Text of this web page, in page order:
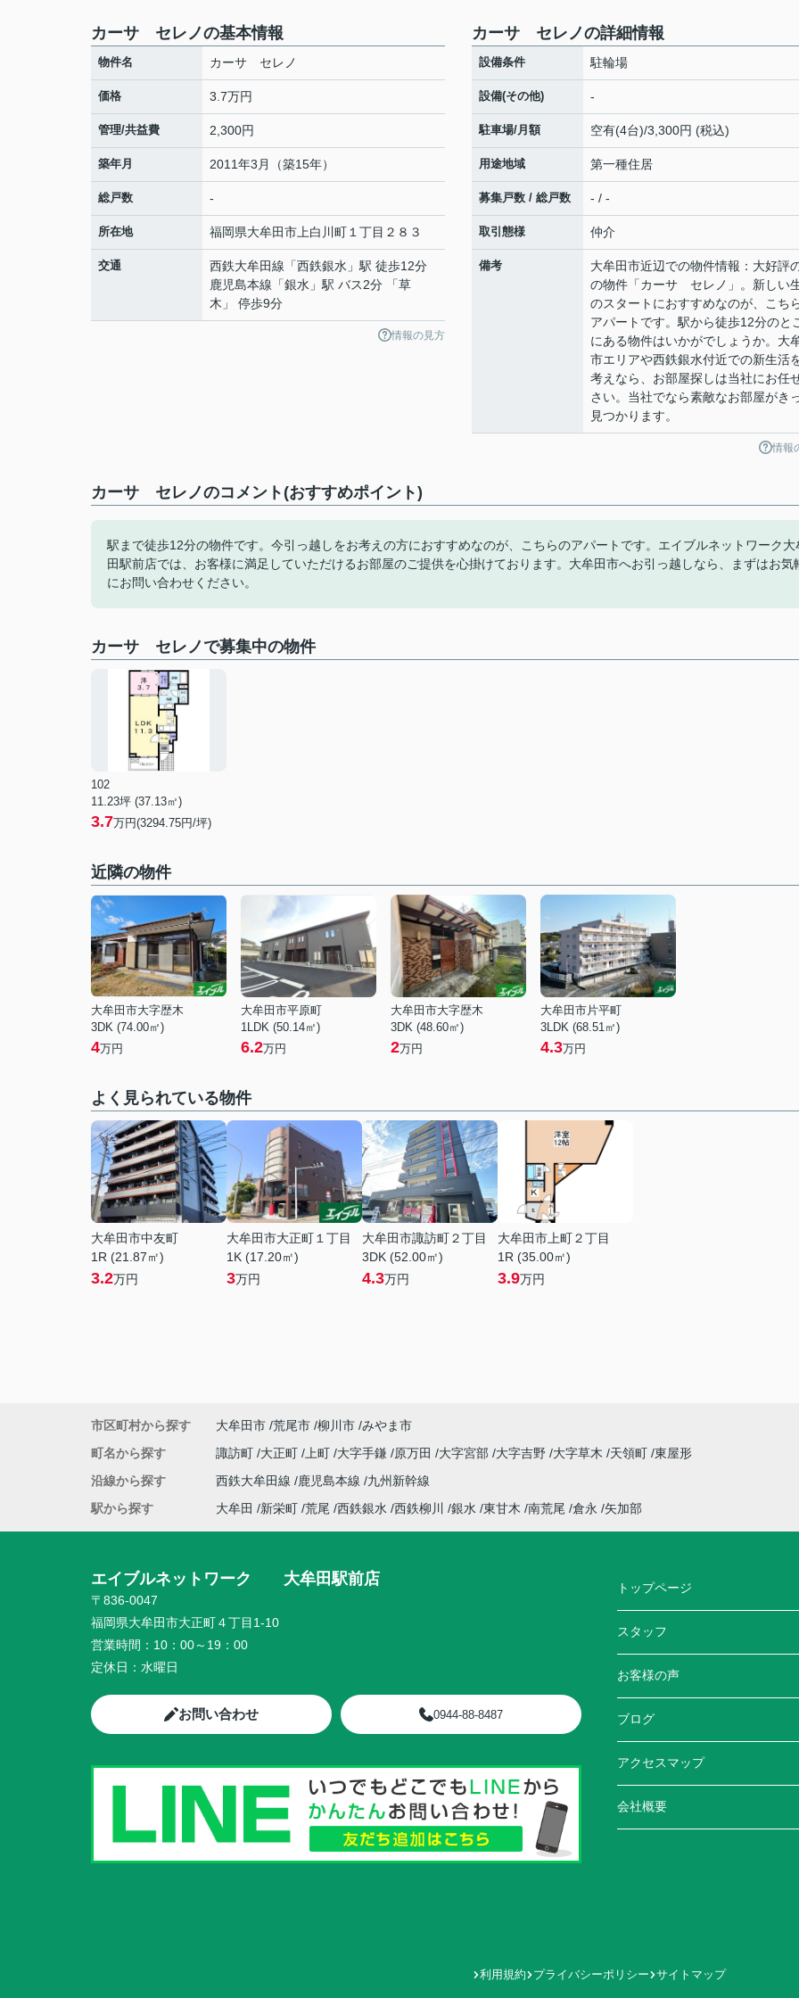
カーサ セレノの基本情報
物件名 カーサ セレノ
価格 3.7万円
管理/共益費 2,300円
築年月 2011年3月（築15年）
総戸数 -
所在地 福岡県大牟田市 上白川町 １丁目２８３
交通 西鉄大牟田線 「西鉄銀水 」駅 徒歩12分
鹿児島本線 「銀水 」駅 バス2分 「草
木」 停歩9分
情報の見方
カーサ セレノの詳細情報
設備条件 駐輪場
設備(その他) -
駐車場/月額 空有(4台)/3,300円 (税込)
用途地域 第一種住居
募集戸数 / 総戸数 - / -
取引態様 仲介
備考
大牟田市近辺での物件情報：大好評
の物件「カーサ セレノ」。新しい
のスタートにおすすめなのが、こち
アパートです。駅から徒歩12分のと
にある物件はいかがでしょうか。大
市エリアや西鉄銀水付近での新生活
考えなら、お部屋探しは当社にお任
さい。当社でなら素敵なお部屋がき
見つかります。
情報
カーサ セレノのコメント(おすすめポイント)
駅まで徒歩12分の物件です。今引っ越しをお考えの方におすすめなのが、こちらのアパートです。エイブルネットワーク大
田駅前店では、お客様に満足していただけるお部屋のご提供を心掛けております。大牟田市へお引っ越しなら、まずはお気
にお問い合わせください。
カーサ セレノで募集中の物件
102
11.23坪 (37.13㎡)
3.7万円(3294.75円/坪)
近隣の物件
大牟田市大字歴木
3DK (74.00㎡)
4万円
大牟田市平原町
1LDK (50.14㎡)
6.2万円
大牟田市大字歴木
3DK (48.60㎡)
2万円
大牟田市片平町
3LDK (68.51㎡)
4.3万円
よく見られている物件
大牟田市中友町
1R (21.87㎡)
3.2万円
大牟田市大正町１丁目
1K (17.20㎡)
3万円
大牟田市諏訪町２丁目
3DK (52.00㎡)
4.3万円
大牟田市上町２丁目
1R (35.00㎡)
3.9万円
市区町村から探す 大牟田市 荒尾市 柳川市 みやま市
町名から探す
諏訪町 大正町 上町 大字手鎌 原万田 大字宮部 大字吉野 大字草木 天領町 東屋形
沿線から探す
西鉄大牟田線 鹿児島本線
九州新幹線
駅から探す
大牟田 新栄町 荒尾 西鉄銀水 西鉄柳川 銀水 東甘木 南荒尾 倉永 矢加部
エイブルネットワーク 大牟田駅前店
〒836-0047
福岡県大牟田市大正町４丁目1-10
営業時間： 10：00～19：00
定休日： 水曜日
お問い合わせ 0944-88-8487
トップページ
スタッフ
お客様の声
ブログ
アクセスマップ
会社概要
利用規約 プライバシーポリシー サイトマップ